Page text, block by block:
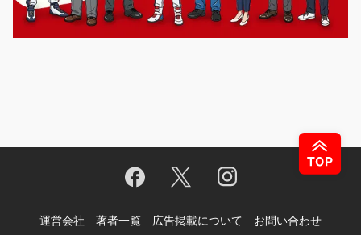
運営会社 著者一覧 広告掲載について
お問い合わせ